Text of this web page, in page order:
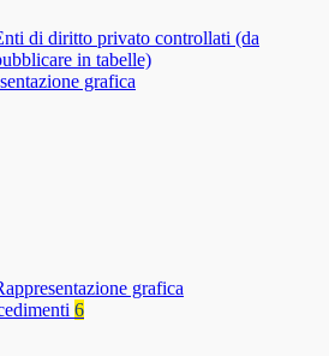
di diritto privato controllati (da
in tabelle)
grafica
grafica
6